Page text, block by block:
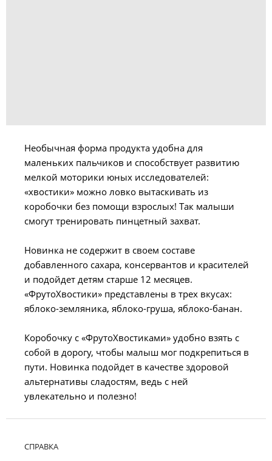
Необычная форма продукта удобна для
маленьких пальчиков и способствует развитию
мелкой моторики юных исследователей:
«хвостики» можно ловко вытаскивать из
коробочки без помощи взрослых! Так малыши
смогут тренировать пинцетный захват.
Новинка не содержит в своем составе
добавленного сахара, консервантов и красителей
и подойдет детям старше 12 месяцев.
«ФрутоХвостики» представлены в трех вкусах:
яблоко-земляника, яблоко-груша, яблоко-банан.
Коробочку с «ФрутоХвостиками» удобно взять с
собой в дорогу, чтобы малыш мог подкрепиться в
пути. Новинка подойдет в качестве здоровой
альтернативы сладостям, ведь с ней
увлекательно и полезно!
СПРАВКА